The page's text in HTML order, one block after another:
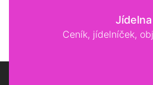
Jídelna
Ceník, jídelníček,